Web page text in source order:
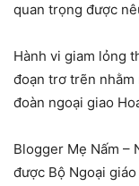
quan trọng được
Hành vi giam lỏng
đoạn trơ trẽn nhằm
đoàn ngoại giao
Blogger Mẹ Nấm –
được Bộ Ngoại